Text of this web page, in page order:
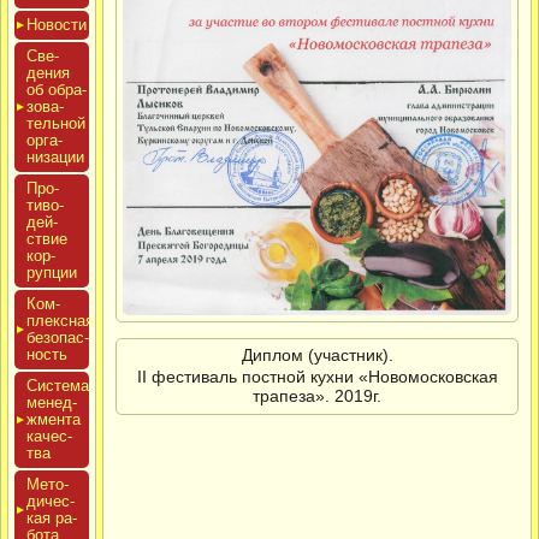
Новос­ти
Све­
дения
об об­ра­
зова­
тель­ной
ор­га­
низа­ции
Про­
тиво­
дей­
ствие
кор­
рупции
Ком­
плексная
бе­зопас­
ность
Сис­те­ма
ме­нед­
жмен­та
ка­чес­
тва
Мето­
дичес­
кая ра­
бота
Диплом (участник).
II фестиваль постной кухни «Новомосковская
трапеза». 2019г.